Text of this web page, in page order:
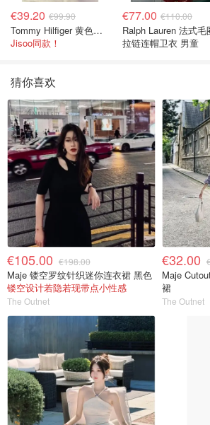
€39.20 €99.90
Tommy Hilfiger 黄色条纹衬衫
Jisoo同款！
€77.00 €110.00
Ralph Lauren 法式毛
拉链连帽卫衣 男童
猜你喜欢
€105.00 €198.00
Maje 镂空罗纹针织迷你连衣裙 黑色
镂空设计若隐若现带点小性感
The Outnet
€32.00
Maje
裙
The Outnet